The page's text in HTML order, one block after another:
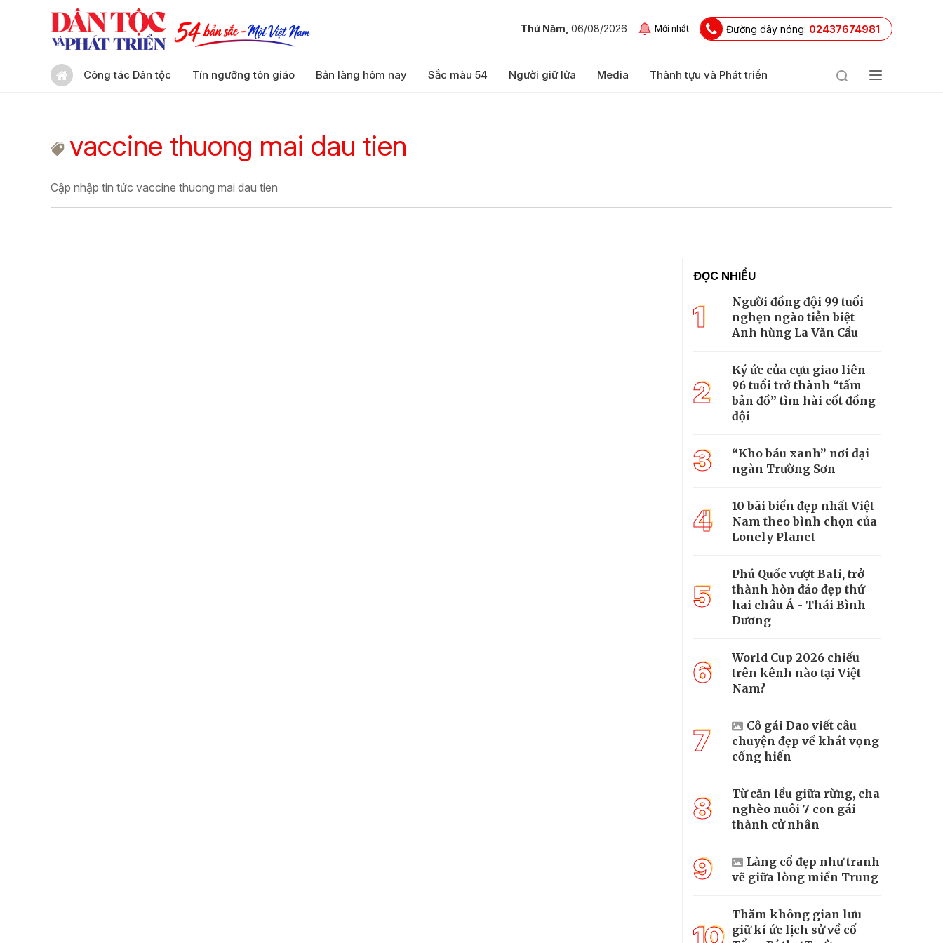
Thứ Năm, 06/08/2026 Mới nhất Đường dây nóng: 02437674981
Công tác Dân tộc Tín ngưỡng tôn giáo Bản làng hôm nay Sắc màu 54 Người giữ lửa Media Thành tựu và Phát triển
vaccine thuong mai dau tien
Cập nhập tin tức vaccine thuong mai dau tien
ĐỌC NHIỀU
1
Người đồng đội 99 tuổi
nghẹn ngào tiễn biệt
Anh hùng La Văn Cầu
2
Ký ức của cựu giao liên
96 tuổi trở thành “tấm
bản đồ” tìm hài cốt đồng
đội
3
“Kho báu xanh” nơi đại
ngàn Trường Sơn
4
10 bãi biển đẹp nhất Việt
Nam theo bình chọn của
Lonely Planet
5
Phú Quốc vượt Bali, trở
thành hòn đảo đẹp thứ
hai châu Á - Thái Bình
Dương
6
World Cup 2026 chiếu
trên kênh nào tại Việt
Nam?
7
Cô gái Dao viết câu
chuyện đẹp về khát vọng
cống hiến
8
Từ căn lều giữa rừng, cha
nghèo nuôi 7 con gái
thành cử nhân
9
Làng cổ đẹp như tranh
vẽ giữa lòng miền Trung
Thăm không gian lưu
giữ kí ức lịch sử về cố